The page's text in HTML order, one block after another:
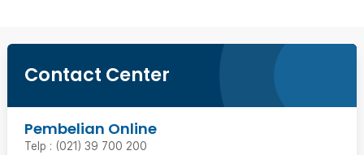
Contact Center
Pembelian Online
Telp : (021) 39 700 200